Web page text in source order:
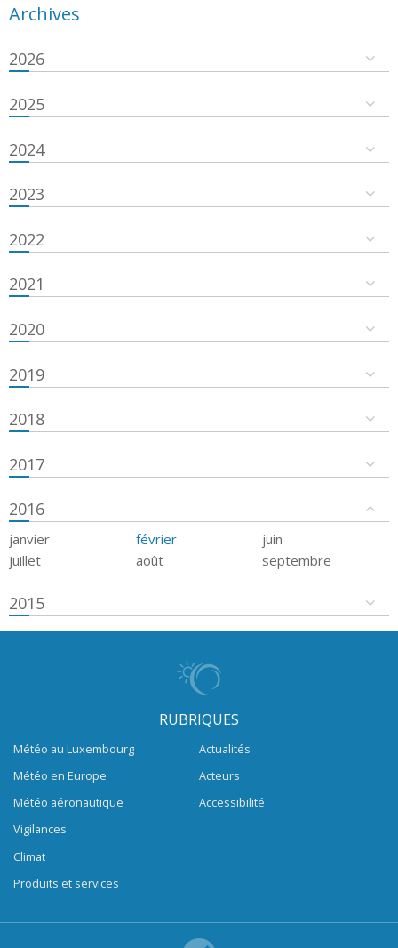
Archives
2026
2025
2024
2023
2022
2021
2020
2019
2018
2017
2016
janvier février
juin
juillet
août septembre
2015
RUBRIQUES
Météo au Luxembourg
Météo en Europe
Météo aéronautique
Vigilances
Climat
Produits et services
Actualités
Acteurs
Accessibilité